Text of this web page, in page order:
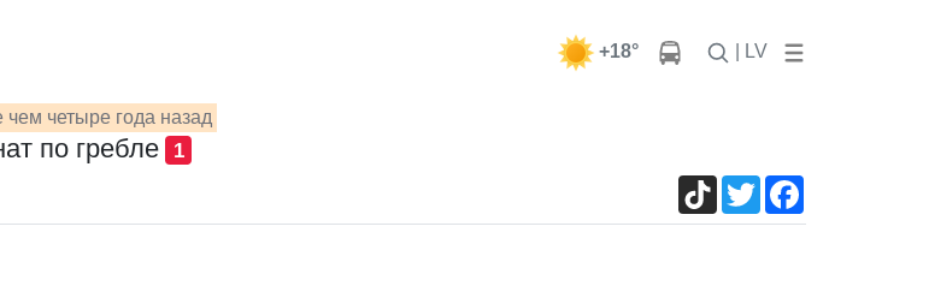
+18° | LV
четыре года назад
по гребле 1
TikTokTwitter